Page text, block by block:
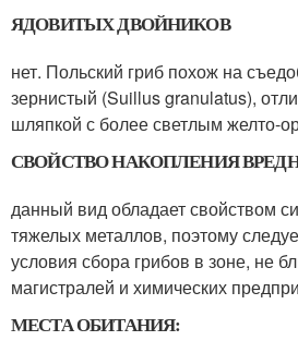
ЯДОВИТЫХ ДВОЙНИКОВ
нет. Польский гриб похож на
зернистый (Suillus granulatus),
шляпкой с более светлым желто-
СВОЙСТВО НАКОПЛЕНИЯ
данный вид обладает свойством
тяжелых металлов, поэтому
условия сбора грибов в зоне, не
магистралей и химических
МЕСТА ОБИТАНИЯ: